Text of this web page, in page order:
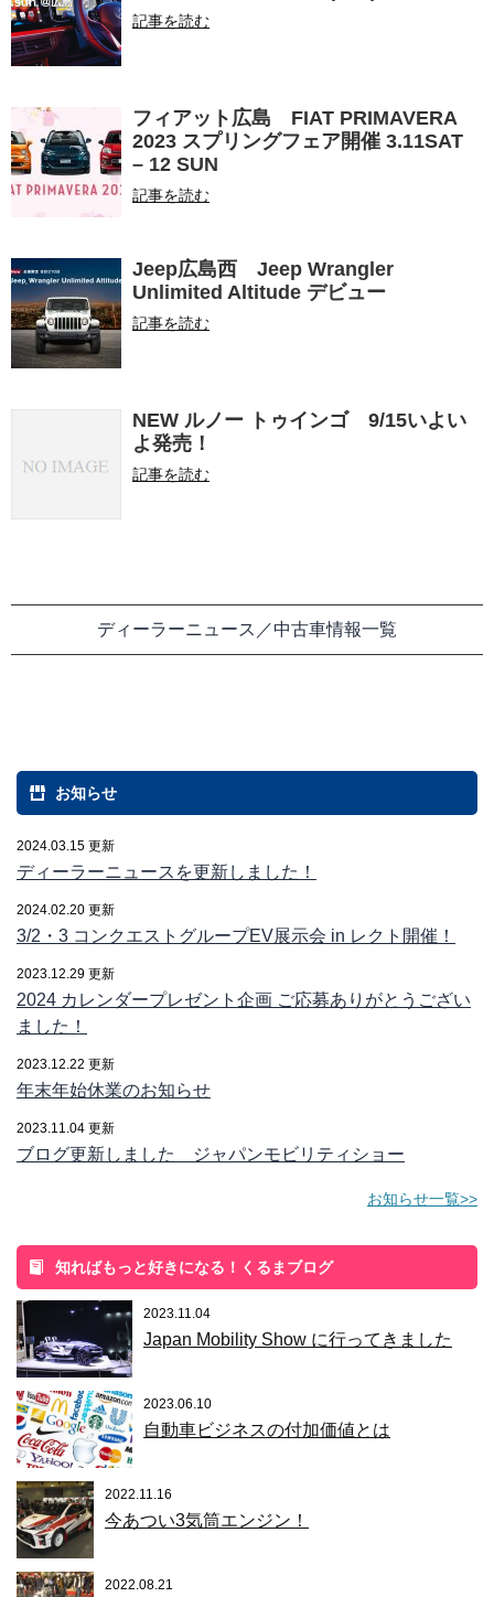
記事を読む
フィアット広島 FIAT PRIMAVERA
2023 スプリングフェア開催 3.11SAT
– 12 SUN
記事を読む
Jeep広島西 Jeep Wrangler
Unlimited Altitude デビュー
記事を読む
NEW ルノー トゥインゴ 9/15いよい
よ発売！
記事を読む
ディーラーニュース／中古車情報一覧
お知らせ
2024.03.15 更新
ディーラーニュースを更新しました！
2024.02.20 更新
3/2・3 コンクエストグループEV展示会 in レクト開催！
2023.12.29 更新
2024 カレンダープレゼント企画 ご応募ありがとうござい
ました！
2023.12.22 更新
年末年始休業のお知らせ
2023.11.04 更新
ブログ更新しました ジャパンモビリティショー
お知らせ一覧>>
知ればもっと好きになる！くるまブログ
2023.11.04
Japan Mobility Show に行ってきました
2023.06.10
自動車ビジネスの付加価値とは
2022.11.16
今あつい3気筒エンジン！
2022.08.21